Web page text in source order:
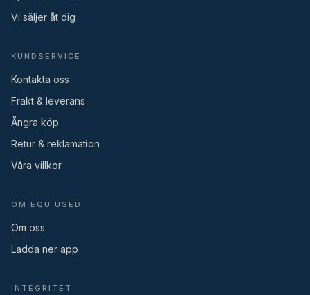
Vi säljer åt dig
KUNDSERVICE
Kontakta oss
Frakt & leverans
Ångra köp
Retur & reklamation
Våra villkor
OM EQU USED
Om oss
Ladda ner app
INTEGRITET